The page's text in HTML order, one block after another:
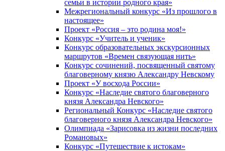
семьи в истории родного края»
Межрегиональный конкурс «Из прошлого в
настоящее»
Проект «Россия – это родина моя!»
Конкурс «Учитель и ученик»
Конкурс образовательных экскурсионных
маршрутов «Времен связующая нить»
Конкурс сочинений, посвященный святому
благоверному князю Александру Невскому
Проект «У восхода России»
Конкурс «Наследие святого благоверного
князя Александра Невского»
Региональный Конкурс «Наследие святого
благоверного князя Александра Невского»
Олимпиада «Зарисовка из жизни последних
Романовых»
Конкурс «Путешествие к истокам»